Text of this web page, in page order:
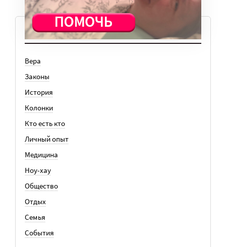
ТЕМЫ
Вера
Законы
История
Колонки
Кто есть кто
Личный опыт
Медицина
Ноу-хау
Общество
Отдых
Семья
События